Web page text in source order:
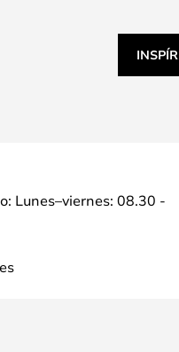
Lunes–viernes: 08.30 -